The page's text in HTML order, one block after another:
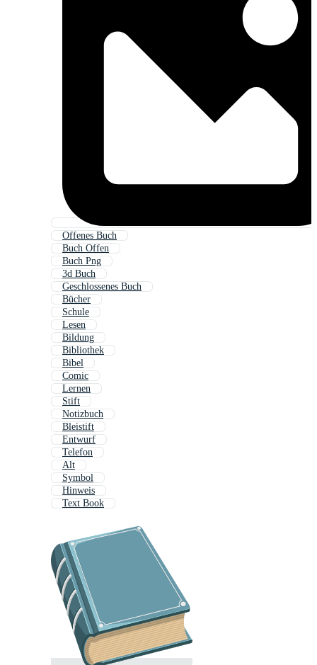
Offenes Buch
Buch Offen
Buch Png
3d Buch
Geschlossenes Buch
Bücher
Schule
Lesen
Bildung
Bibliothek
Bibel
Comic
Lernen
Stift
Notizbuch
Bleistift
Entwurf
Telefon
Alt
Symbol
Hinweis
Text Book